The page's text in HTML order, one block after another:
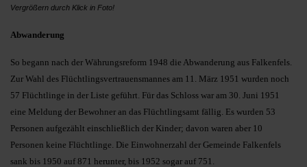
Vergrößern durch Klick in Foto!
Abwanderung
So begann nach der Währungsreform 1948 die Abwanderung aus Falkenfels.
Zur Wahl des Flüchtlingsvertrauensmannes am 11. März 1951 wurden noch
57 Flüchtlinge in der Liste geführt. Für das Schloss war am 30. Juni 1951
eine Meldung der Bewohner an das Flüchtlingsamt fällig. Es wurden 53
Personen aufgezählt einschließlich der Kinder; davon waren aber 10
Personen keine Flüchtlinge. Die Einwohnerzahl der Gemeinde Falkenfels
sank bis 1950 auf 871 herunter, bis 1952 sogar auf 751.